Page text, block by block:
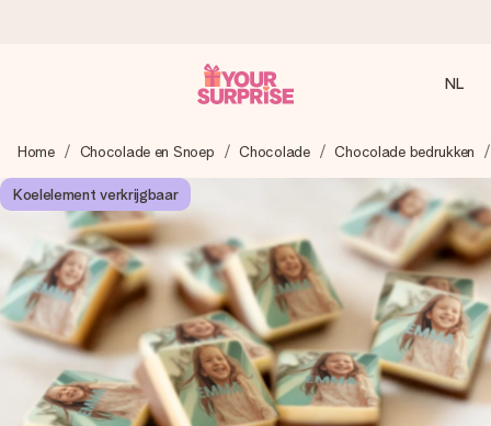
We maken jouw cadeau met zorg en zorgen dat het
razendsnel onderweg is - zodat jij kunt geven op precies
het juiste moment, wanneer het het meeste betekent.
4,8 (gebaseerd op +8.000 reviews)
Onze cadeaus worden gewaardeerd. Klanten beoordelen
ons met een 4,7 op Google Reviews
NL
Home Chocolade en Snoep Chocolade Chocolade bedrukken
Koelelement verkrijgbaar